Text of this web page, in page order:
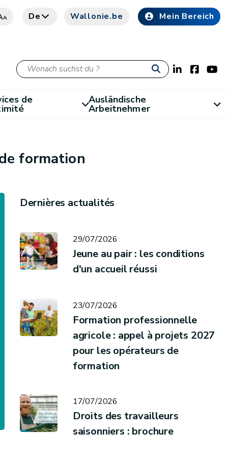
A De Wallonie.be Mein Bereich
de Ausländische
Arbeitnehmer
formation
Dernières actualités
29/07/2026
Jeune au pair : les conditions
d'un accueil réussi
23/07/2026
Formation professionnelle
agricole : appel à projets 2027
pour les opérateurs de
formation
17/07/2026
Droits des travailleurs
saisonniers : brochure